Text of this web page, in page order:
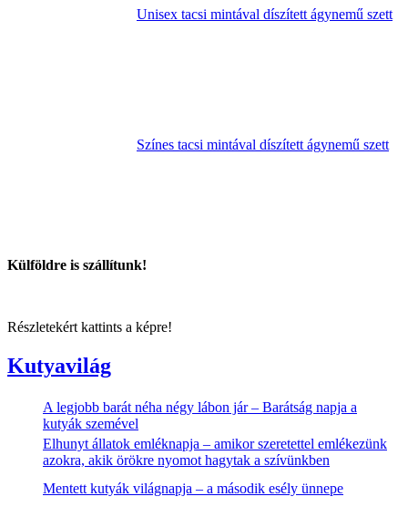
Unisex tacsi mintával díszített ágynemű szett
Színes tacsi mintával díszített ágynemű szett
Külföldre is szállítunk!
Részletekért kattints a képre!
Kutyavilág
A legjobb barát néha négy lábon jár – Barátság napja a
kutyák szemével
Elhunyt állatok emléknapja – amikor szeretettel emlékezünk
azokra, akik örökre nyomot hagytak a szívünkben
Mentett kutyák világnapja – a második esély ünnepe